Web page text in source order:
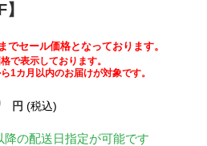
でセール価格となっております。
で表示しております。
1カ月以内のお届けが対象です。
円 (税込)
降の配送日指定が可能です